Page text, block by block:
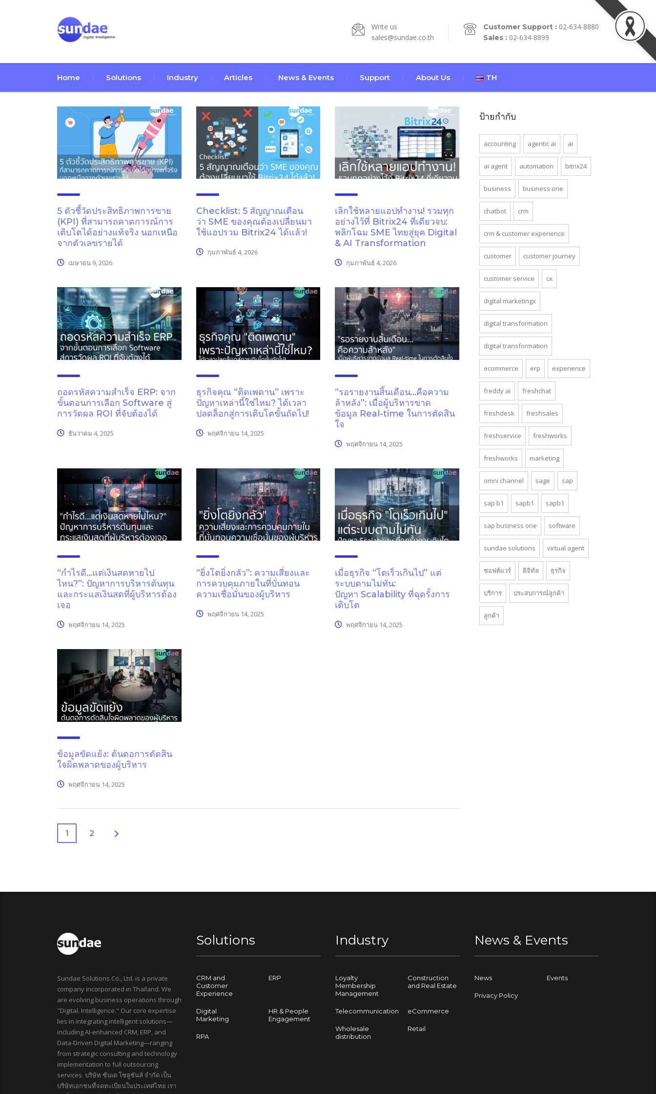
Write us
sales@sundae.co.th
Customer Support : 02-634-8880
Sales : 02-634-8899
Home Solutions Industry Articles News & Events Support About Us TH
5 ตัวชี้วัดประสิทธิภาพการขาย
(KPI) ที่สามารถคาดการณ์การ
เติบโตได้อย่างแท้จริง นอกเหนือ
จากตัวเลขรายได้
เมษายน 9, 2026
Checklist: 5 สัญญาณเตือน
ว่า SME ของคุณต้องเปลี่ยนมา
ใช้แอปรวม Bitrix24 ได้แล้ว!
กุมภาพันธ์ 4, 2026
เลิกใช้หลายแอปทำงาน! รวมทุก
อย่างไว้ที่ Bitrix24 ที่เดียวจบ:
พลิกโฉม SME ไทยสู่ยุค Digital
& AI Transformation
กุมภาพันธ์ 4, 2026
ถอดรหัสความสำเร็จ ERP: จาก
ขั้นตอนการเลือก Software สู่
การวัดผล ROI ที่จับต้องได้
ธันวาคม 4, 2025
ธุรกิจคุณ “ติดเพดาน” เพราะ
ปัญหาเหล่านี้ใช่ไหม? ได้เวลา
ปลดล็อกสู่การเติบโตขั้นถัดไป!
พฤศจิกายน 14, 2025
“รอรายงานสิ้นเดือน…คือความ
ล้าหลัง”: เมื่อผู้บริหารขาด
ข้อมูล Real-time ในการตัดสิน
ใจ
พฤศจิกายน 14, 2025
“กำไรดี…แต่เงินสดหายไป
ไหน?”: ปัญหาการบริหารต้นทุน
และกระแสเงินสดที่ผู้บริหารต้อง
เจอ
พฤศจิกายน 14, 2025
“ยิ่งโตยิ่งกลัว”: ความเสี่ยงและ
การควบคุมภายในที่บั่นทอน
ความเชื่อมั่นของผู้บริหาร
พฤศจิกายน 14, 2025
เมื่อธุรกิจ “โตเร็วเกินไป” แต่
ระบบตามไม่ทัน:
ปัญหา Scalability ที่ฉุดรั้งการ
เติบโต
พฤศจิกายน 14, 2025
ข้อมูลขัดแย้ง: ต้นตอการตัดสิน
ใจผิดพลาดของผู้บริหาร
พฤศจิกายน 14, 2025
1 2
ป้ายกำกับ
accounting agentic ai ai
ai agent automation bitrix24
business business one
chatbot crm
crm & customer experience
customer customer journey
customer service cx
digital marketingx
digital transformation
digital transformation
ecommerce erp experience
freddy ai freshchat
freshdesk freshsales
freshservice freshworks
freshworks marketing
omni channel sage sap
sap b1 sapb1 sapb1
sap business one software
sundae solutions virtual agent
ซอฟต์แวร์ ดิจิทัล ธุรกิจ
บริการ ประสบการณ์ลูกค้า
ลูกค้า
Sundae Solutions Co., Ltd. is a private
company incorporated in Thailand. We
are evolving business operations through
"Digital. Intelligence." Our core expertise
lies in integrating intelligent solutions—
including AI-enhanced CRM, ERP, and
Data-Driven Digital Marketing—ranging
from strategic consulting and technology
implementation to full outsourcing
services. บริษัท ซันเด โซลูชันส์ จำกัด เป็น
บริษัทเอกชนที่จดทะเบียนในประเทศไทย เรา
Solutions
CRM and
Customer
Experience
ERP
Digital
Marketing
HR & People
Engagement
RPA
Industry
Loyalty
Membership
Management
Construction
and Real Estate
Telecommunication eCommerce
Wholesale
distribution
Retail
News & Events
News Events
Privacy Policy